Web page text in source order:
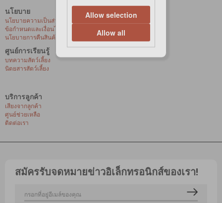
นโยบาย
นโยบายความเป็นส่วนตัว
ข้อกำหนดและเงื่อนไขการซื้อสินค้าออนไลน์
นโยบายการคืนสินค้าและการเปลี่ยนสินค้า
ศูนย์การเรียนรู้
บทความสัตว์เลี้ยง
นิตยสารสัตว์เลี้ยง
บริการลูกค้า
เสียงจากลูกค้า
ศูนย์ช่วยเหลือ
ติดต่อเรา
สมัครรับจดหมายข่าวอิเล็กทรอนิกส์ของเรา!
Allow selection
Allow all